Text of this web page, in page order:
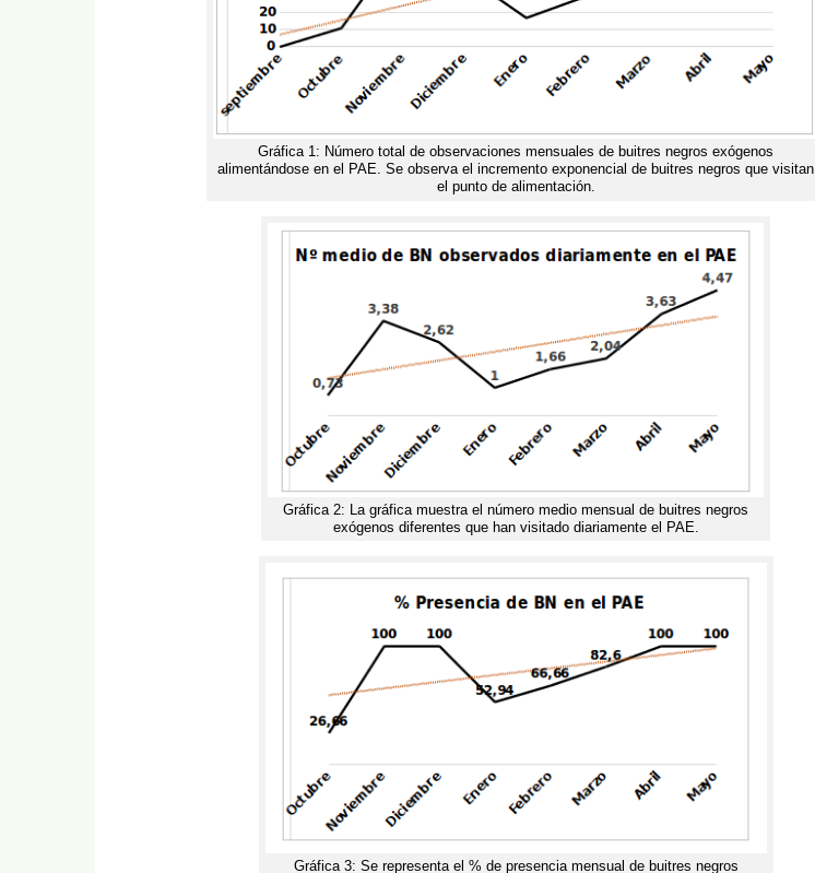
Gráfica 1: Número total de observaciones mensuales de buitres negros exógenos
alimentándose en el PAE. Se observa el incremento exponencial de buitres negros que visitan
el punto de alimentación.
Gráfica 2: La gráfica muestra el número medio mensual de buitres negros
exógenos diferentes que han visitado diariamente el PAE.
Gráfica 3: Se representa el % de presencia mensual de buitres negros